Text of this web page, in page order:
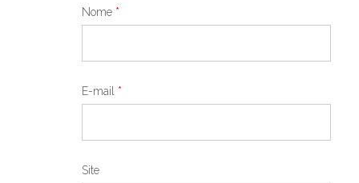
Nome *
E-mail *
Site